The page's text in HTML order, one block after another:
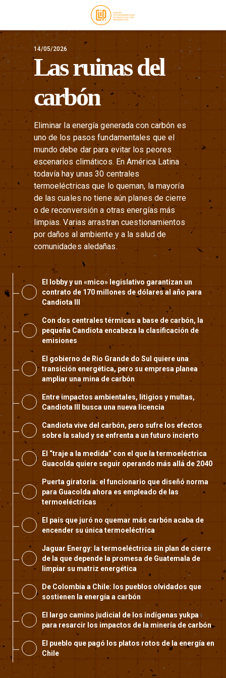
14/05/2026
Las ruinas del
carbón
Eliminar la energía generada con carbón es
uno de los pasos fundamentales que el
mundo debe dar para evitar los peores
escenarios climáticos. En América Latina
todavía hay unas 30 centrales
termoeléctricas que lo queman, la mayoría
de las cuales no tiene aún planes de cierre
o de reconversión a otras energías más
limpias. Varias arrastran cuestionamientos
por daños al ambiente y a la salud de
comunidades aledañas.
El lobby y un «mico» legislativo garantizan un
contrato de 170 millones de dólares al año para
Candiota III
Con dos centrales térmicas a base de carbón, la
pequeña Candiota encabeza la clasificación de
emisiones
El gobierno de Rio Grande do Sul quiere una
transición energética, pero su empresa planea
ampliar una mina de carbón
Entre impactos ambientales, litigios y multas,
Candiota III busca una nueva licencia
Candiota vive del carbón, pero sufre los efectos
sobre la salud y se enfrenta a un futuro incierto
El “traje a la medida” con el que la termoeléctrica
Guacolda quiere seguir operando más allá de 2040
Puerta giratoria: el funcionario que diseñó norma
para Guacolda ahora es empleado de las
termoeléctricas
El país que juró no quemar más carbón acaba de
encender su única termoeléctrica
Jaguar Energy: la termoeléctrica sin plan de cierre
de la que depende la promesa de Guatemala de
limpiar su matriz energética
De Colombia a Chile: los pueblos olvidados que
sostienen la energía a carbón
El largo camino judicial de los indígenas yukpa
para resarcir los impactos de la minería de carbón
El pueblo que pagó los platos rotos de la energía en
Chile